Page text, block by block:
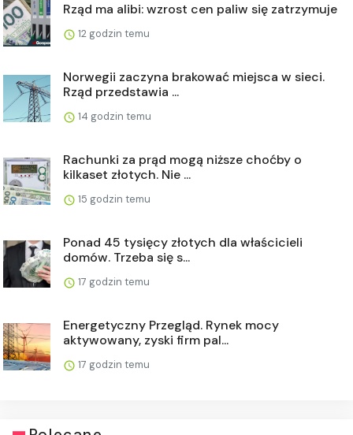
Rząd ma alibi: wzrost cen paliw się zatrzymuje
12 godzin temu
Norwegii zaczyna brakować miejsca w sieci.
Rząd przedstawia ...
14 godzin temu
Rachunki za prąd mogą niższe choćby o
kilkaset złotych. Nie ...
15 godzin temu
Ponad 45 tysięcy złotych dla właścicieli
domów. Trzeba się s...
17 godzin temu
Energetyczny Przegląd. Rynek mocy
aktywowany, zyski firm pal...
17 godzin temu